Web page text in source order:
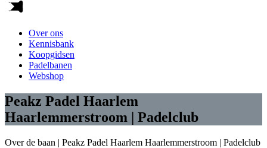
Over ons
Kennisbank
Koopgidsen
Padelbanen
Webshop
Peakz Padel Haarlem
Haarlemmerstroom | Padelclub
Over de baan | Peakz Padel Haarlem Haarlemmerstroom | Padelclub